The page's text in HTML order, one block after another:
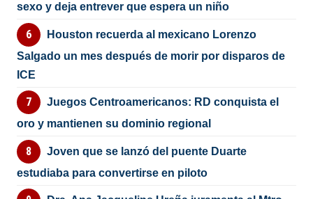
sexo y deja entrever que espera un niño
Houston recuerda al mexicano Lorenzo
Salgado un mes después de morir por disparos de
ICE
Juegos Centroamericanos: RD conquista el
oro y mantienen su dominio regional
Joven que se lanzó del puente Duarte
estudiaba para convertirse en piloto